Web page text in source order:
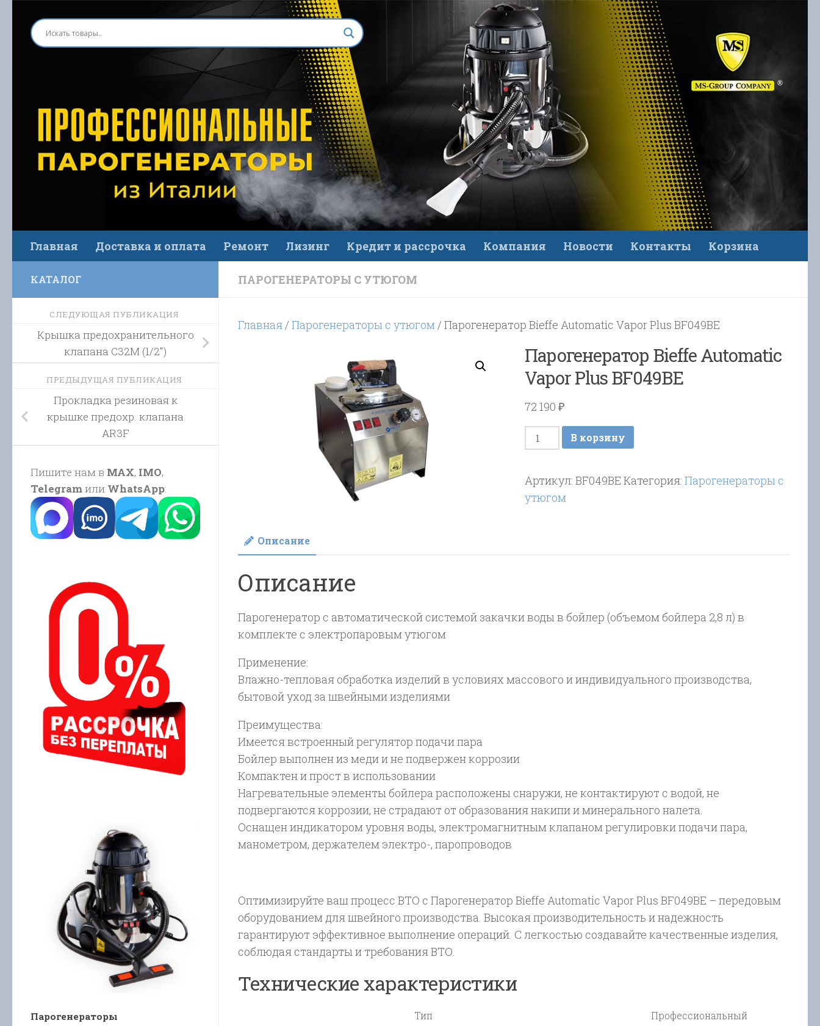
Перейти к содержимому
Главная Доставка и оплата Ремонт Лизинг Кредит и рассрочка Компания Новости Контакты Корзина
ПАРОГЕНЕРАТОРЫ С УТЮГОМ
Главная/ Парогенераторы с утюгом/ Парогенератор Bieffe Automatic Vapor Plus BF049BE
Парогенератор Bieffe Automatic
Vapor Plus BF049BE
72 190₽
Количество
товара
Bieffe
Automatic
В корзину
Артикул:BF049BE Категория:Парогенераторы с
утюгом
Описание
Описание
Парогенератор с автоматической системой закачки воды в бойлер (объемом бойлера 2,8 л) в
комплекте с электропаровым утюгом
Применение:
Влажно-тепловая обработка изделий в условиях массового и индивидуального производства,
бытовой уход за швейными изделиями
Преимущества:
Имеется встроенный регулятор подачи пара
Бойлер выполнен из меди и не подвержен коррозии
Компактен и прост в использовании
Нагревательные элементы бойлера расположены снаружи, не контактируют с водой, не
подвергаются коррозии, не страдают от образования накипи и минерального налета.
Оснащен индикатором уровня воды, электромагнитным клапаном регулировки подачи пара,
манометром, держателем электро-, паропроводов
Оптимизируйте ваш процесс ВТО с Парогенератор Bieffe Automatic Vapor Plus BF049BE – передовым
оборудованием для швейного производства. Высокая производительность и надежность
гарантируют эффективное выполнение операций. С легкостью создавайте качественные изделия,
соблюдая стандарты и требования ВТО.
Технические характеристики
Тип
Профессиональный
КАТАЛОГ
СЛЕДУЮЩАЯ ПУБЛИКАЦИЯ
Крышка предохранительного
клапана C32M (1/2″)
ПРЕДЫДУЩАЯ ПУБЛИКАЦИЯ
Прокладка резиновая к
крышке предохр. клапана
AR3F
Пишите нам в MAX, IMO,
Telegramили WhatsApp:
Парогенераторы